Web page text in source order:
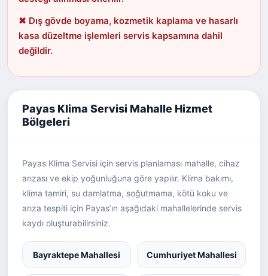
✖ Dış gövde boyama, kozmetik kaplama ve hasarlı
kasa düzeltme işlemleri servis kapsamına dahil
değildir.
Payas Klima Servisi Mahalle Hizmet
Bölgeleri
Payas Klima Servisi için servis planlaması mahalle, cihaz
arızası ve ekip yoğunluğuna göre yapılır. Klima bakımı,
klima tamiri, su damlatma, soğutmama, kötü koku ve
arıza tespiti için Payas’ın aşağıdaki mahallelerinde servis
kaydı oluşturabilirsiniz.
Bayraktepe Mahallesi Cumhuriyet Mahallesi